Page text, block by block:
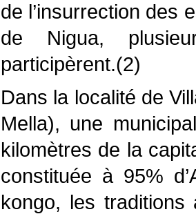
de l’insurrection des
de Nigua,
participèrent.(2)
Dans la localité de
Mella), une
kilomètres de la
constituée à 95%
kongo, les traditions